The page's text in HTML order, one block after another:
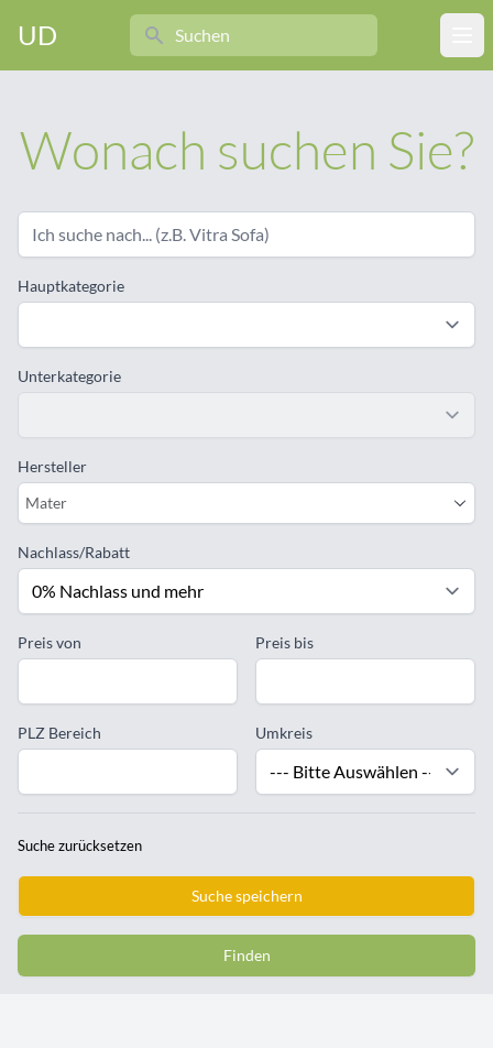
UD
Search
Wonach suchen Sie?
Hauptkategorie
Unterkategorie
Hersteller
Mater
Nachlass/Rabatt
Preis von Preis bis
PLZ Bereich Umkreis
Suche zurücksetzen
Suche speichern
Finden